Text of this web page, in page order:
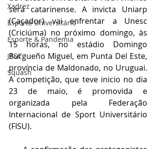
Xadrez
Esporte Universitário
Esporte & Pandemia
JASC
Squash
será catarinense. A invicta Uniarp
(Caçador) vai enfrentar a Unesc
(Criciúma) no próximo domingo, às
15 horas, no estádio Domingo
Burgueño Miguel, em Punta Del Este,
província de Maldonado, no Uruguai.
A competição, que teve inicio no dia
23 de maio, é promovida e
organizada pela Federação
Internacional de Sport Universitário
(FISU).